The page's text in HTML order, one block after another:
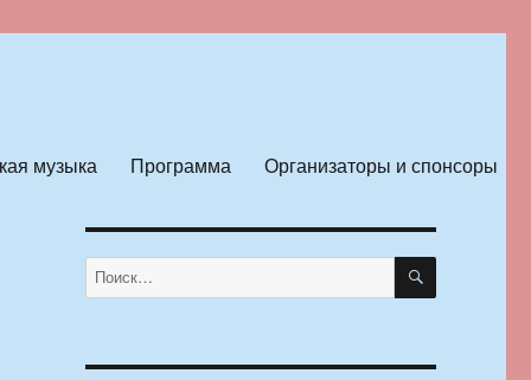
музыка Программа Организаторы и спонсоры
Искать: ПОИСК